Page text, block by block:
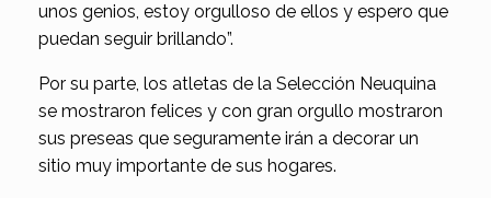
unos genios, estoy orgulloso de ellos y espero que
puedan seguir brillando”.
Por su parte, los atletas de la Selección Neuquina
se mostraron felices y con gran orgullo mostraron
sus preseas que seguramente irán a decorar un
sitio muy importante de sus hogares.